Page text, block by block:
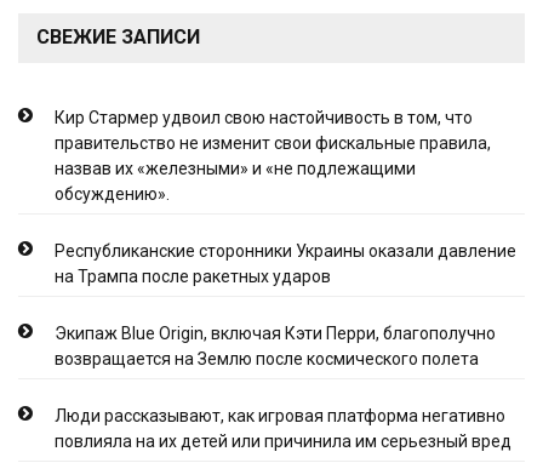
СВЕЖИЕ ЗАПИСИ
Кир Стармер удвоил свою настойчивость в том, что
правительство не изменит свои фискальные правила,
назвав их «железными» и «не подлежащими
обсуждению».
Республиканские сторонники Украины оказали давление
на Трампа после ракетных ударов
Экипаж Blue Origin, включая Кэти Перри, благополучно
возвращается на Землю после космического полета
Люди рассказывают, как игровая платформа негативно
повлияла на их детей или причинила им серьезный вред